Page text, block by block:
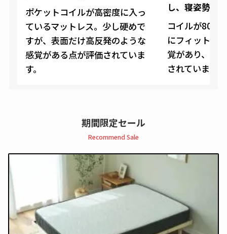
ポケットコイルが高密度に入っ
ているマットレス。少し硬めで
すが、表面だけ高反発のような
感覚がある点が評価されていま
す。
し、寝姿勢を
コイルが800
にフィットし
覚があり、寝
されています。
期間限定セール
Recommend Sale